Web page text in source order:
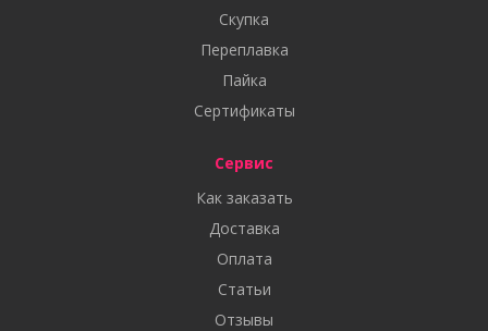
Скупка
Переплавка
Пайка
Сертификаты
Сервис
Как заказать
Доставка
Оплата
Статьи
Отзывы